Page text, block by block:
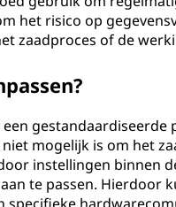
het risico op
zaadproces of de
mogelijk is om het
instellingen binnen
te passen. Hierdoor